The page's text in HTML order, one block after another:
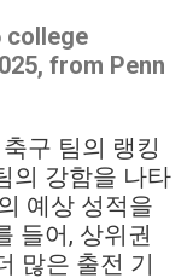
college
from Penn
구 팀의 랭킹
의 강함을 나타
예상 성적을
들어, 상위권
많은 출전 기